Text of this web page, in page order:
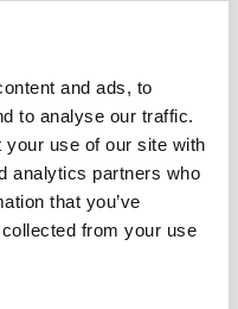
and ads, to
to analyse our traffic.
your use of our site with
analytics partners who
that you’ve
from your use